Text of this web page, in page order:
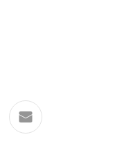
via WhatsApp
Delen via e-mail